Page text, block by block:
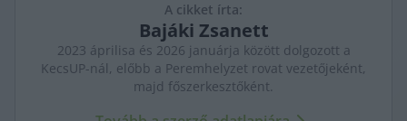
A cikket írta:
Bajáki Zsanett
2023 áprilisa és 2026 januárja között dolgozott a
KecsUP-nál, előbb a Peremhelyzet rovat vezetőjeként,
majd főszerkesztőként.